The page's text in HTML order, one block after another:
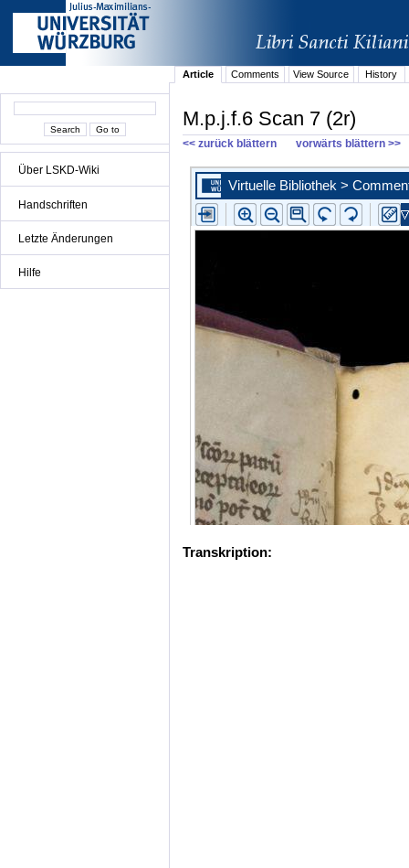
Über LSKD-Wiki
Handschriften
Letzte Änderungen
Hilfe
Article Comments View Source History
M.p.j.f.6 Scan 7 (2r)
<< zurück blättern vorwärts blättern >>
Transkription: